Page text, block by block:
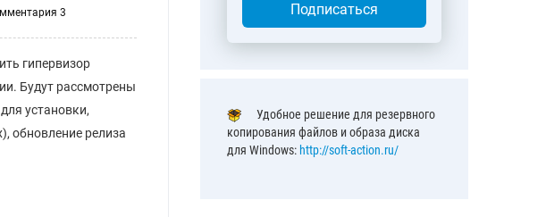
3
гипервизор
Будут рассмотрены
установки,
обновление релиза
Подписаться
Удобное решение для резервного
копирования файлов и образа диска
для Windows: http://soft-action.ru/